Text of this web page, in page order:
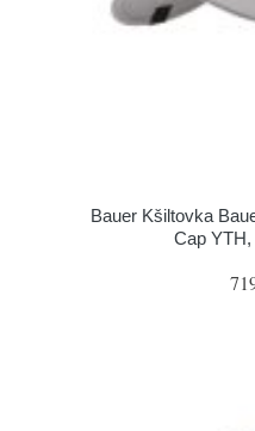
Bauer Kšiltovka
Cap